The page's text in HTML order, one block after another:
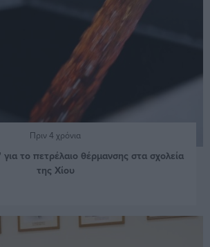
Πριν 4 χρόνια
το πετρέλαιο θέρμανσης στα σχολεία
της Χίου